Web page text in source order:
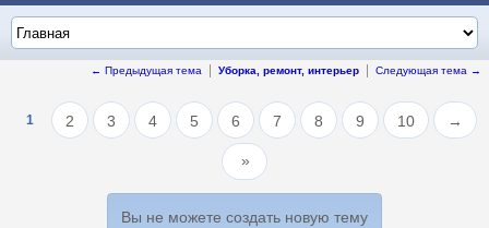
← Предыдущая тема Уборка, ремонт, интерьер Следующая тема →
1 2 3 4 5 6 7 8 9 10 →
Вы не можете создать новую тему